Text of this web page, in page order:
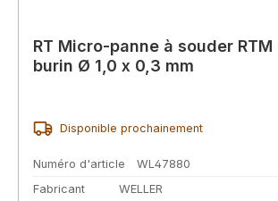
RT Micro-panne à souder RTM
burin Ø 1,0 x 0,3 mm
Disponible prochainement
Numéro d'article
WL47880
Fabricant
WELLER